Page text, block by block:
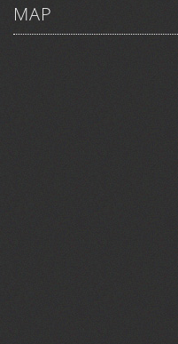
MAP